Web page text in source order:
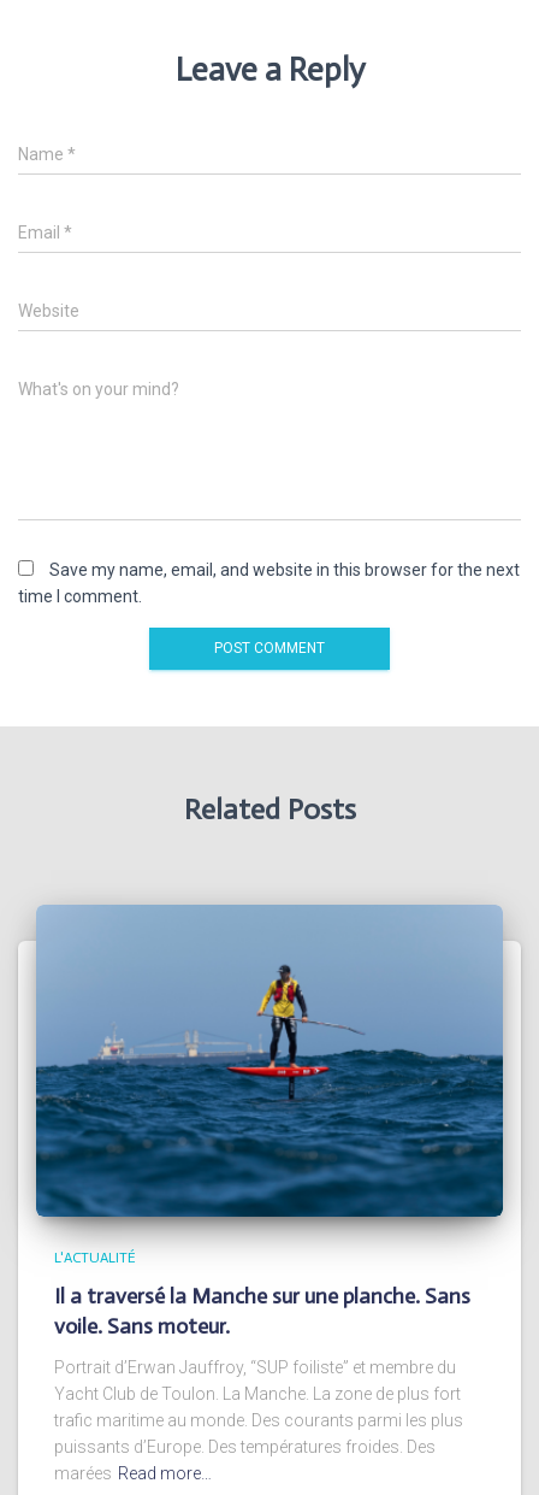
Leave a Reply
Name *
Email *
Website
What's on your mind?
Save my name, email, and website in this browser for the next
time I comment.
Related Posts
L'ACTUALITÉ
Il a traversé la Manche sur une planche. Sans
voile. Sans moteur.
Portrait d’Erwan Jauffroy, “SUP foiliste” et membre du
Yacht Club de Toulon. La Manche. La zone de plus fort
trafic maritime au monde. Des courants parmi les plus
puissants d’Europe. Des températures froides. Des
marées Read more…